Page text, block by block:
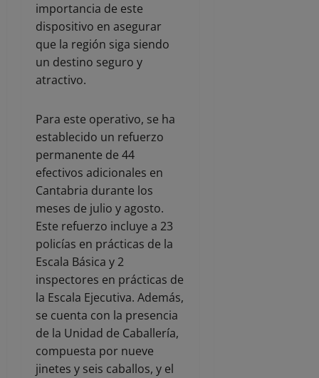
importancia de este
dispositivo en asegurar
que la región siga siendo
un destino seguro y
atractivo.
Para este operativo, se ha
establecido un refuerzo
permanente de 44
efectivos adicionales en
Cantabria durante los
meses de julio y agosto.
Este refuerzo incluye a 23
policías en prácticas de la
Escala Básica y 2
inspectores en prácticas de
la Escala Ejecutiva. Además,
se cuenta con la presencia
de la Unidad de Caballería,
compuesta por nueve
jinetes y seis caballos, y el